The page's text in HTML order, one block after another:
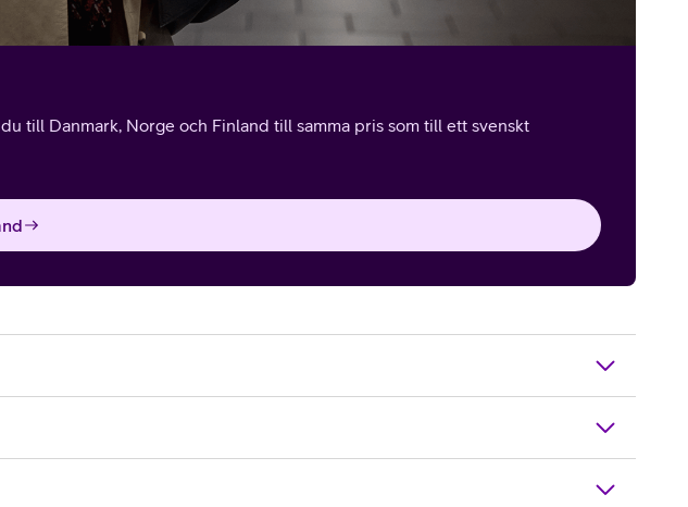
till Danmark, Norge och Finland till samma pris som till ett svenskt